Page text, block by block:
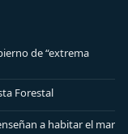
de “extrema
Forestal
a habitar el mar